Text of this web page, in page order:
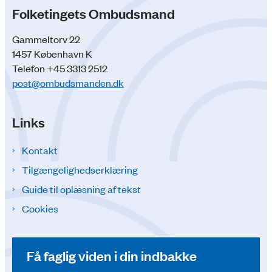
Folketingets Ombudsmand
Gammeltorv 22
1457 København K
Telefon +45 3313 2512
post@ombudsmanden.dk
Links
Kontakt
Tilgængelighedserklæring
Guide til oplæsning af tekst
Cookies
Få faglig viden i din indbakke